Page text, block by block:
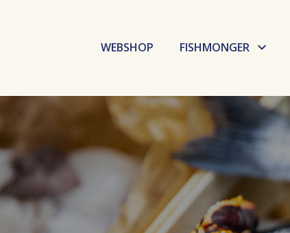
WEBSHOP FISHMONGER
Budaörsi Halpiac
Dokk Büfé
Fishmarket
Selfish